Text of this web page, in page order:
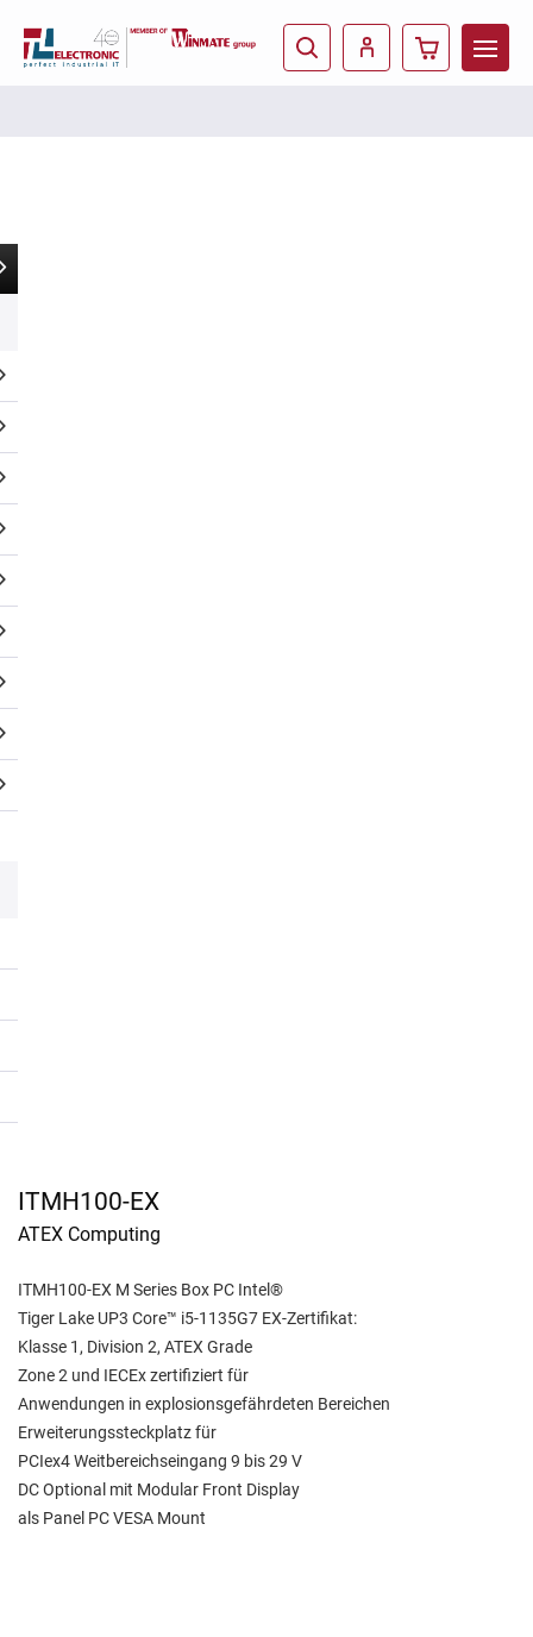
ITMH100-EX
ATEX Computing
ITMH100-EX M Series Box PC Intel®
Tiger Lake UP3 Core™ i5-1135G7 EX-Zertifikat:
Klasse 1, Division 2, ATEX Grade
Zone 2 und IECEx zertifiziert für
Anwendungen in explosionsgefährdeten Bereichen
Erweiterungssteckplatz für
PCIex4 Weitbereichseingang 9 bis 29 V
DC Optional mit Modular Front Display
als Panel PC VESA Mount